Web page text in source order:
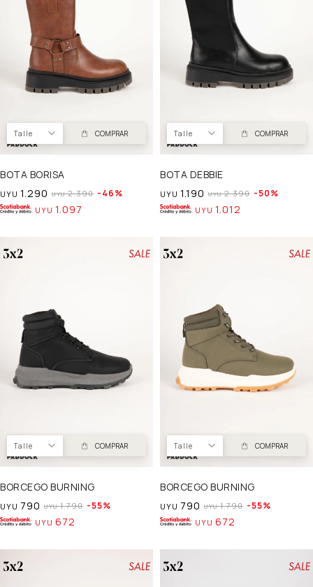
Talle COMPRAR
BOTA BORISA
UYU 1.290 UYU 2.390 46
UYU 1.097
Talle COMPRAR
BOTA DEBBIE
UYU 1.190 UYU 2.390 50
UYU 1.012
Talle COMPRAR
BORCEGO BURNING
UYU 790 UYU 1.790 55
UYU 672
Talle COMPRAR
BORCEGO BURNING
UYU 790 UYU 1.790 55
UYU 672